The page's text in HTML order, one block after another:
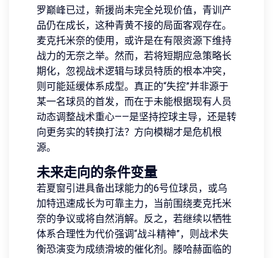
罗巅峰已过，新援尚未完全兑现价值，青训产
品仍在成长，这种青黄不接的局面客观存在。
麦克托米奈的使用，或许是在有限资源下维持
战力的无奈之举。然而，若将短期应急策略长
期化，忽视战术逻辑与球员特质的根本冲突，
则可能延缓体系成型。真正的“失控”并非源于
某一名球员的首发，而在于未能根据现有人员
动态调整战术重心——是坚持控球主导，还是转
向更务实的转换打法？方向模糊才是危机根
源。
未来走向的条件变量
若夏窗引进具备出球能力的6号位球员，或乌
加特迅速成长为可靠主力，当前围绕麦克托米
奈的争议或将自然消解。反之，若继续以牺牲
体系合理性为代价强调“战斗精神”，则战术失
衡恐演变为成绩滑坡的催化剂。滕哈赫面临的